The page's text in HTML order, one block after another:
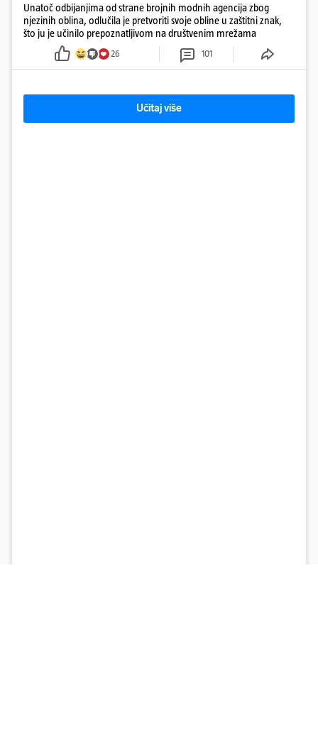
Unatoč odbijanjima od strane brojnih modnih agencija zbog
njezinih oblina, odlučila je pretvoriti svoje obline u zaštitni znak,
što ju je učinilo prepoznatljivom na društvenim mrežama
26 101
Učitaj više